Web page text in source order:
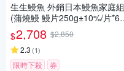
生生鰻魚 外銷日本鰻魚家庭組
(蒲燒鰻 鰻片250g±10%/片*6
片)
$2,708 $2,850
2.3 (1)
限時下殺 券